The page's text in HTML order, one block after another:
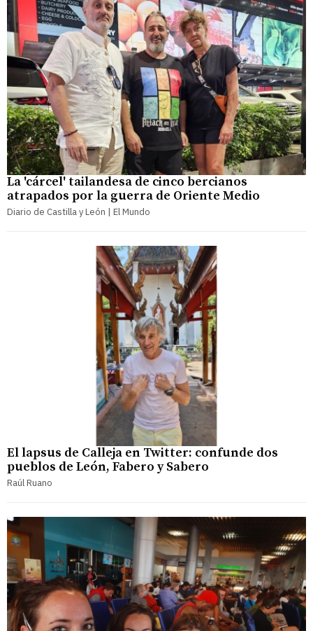
La 'cárcel' tailandesa de cinco bercianos
atrapados por la guerra de Oriente Medio
Diario de Castilla y León | El Mundo
El lapsus de Calleja en Twitter: confunde dos
pueblos de León, Fabero y Sabero
Raúl Ruano